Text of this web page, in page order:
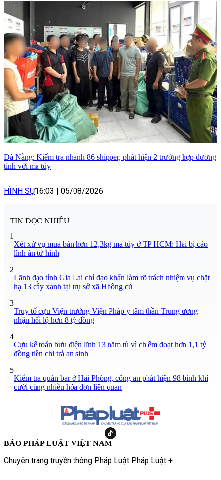
Đà Nẵng: Kiểm tra nhanh 86 shipper, phát hiện 2 trường hợp dương
tính với ma túy
HÌNH SỰ16:03 | 05/08/2026
TIN ĐỌC NHIỀU
1
Xét xử vụ mua bán hơn 12,3kg ma túy ở TP HCM: Hai bị cáo
lĩnh án tử hình
2
Lãnh đạo tỉnh Gia Lai chỉ đạo khẩn làm rõ trách nhiệm vụ chặt
hạ 13 cây xanh tại trụ sở xã Hbông cũ
3
Truy tố cựu Viện trưởng Viện Pháp y tâm thần Trung ương
nhận hối lộ hơn 8 tỷ đồng
4
Cựu kế toán bưu điện lĩnh 13 năm tù vì chiếm đoạt hơn 1,1 tỷ
đồng tiền chi trả an sinh
5
Kiểm tra quán bar ở Hải Phòng, công an phát hiện 98 bình khí
cười cùng nhiều hóa đơn liên quan
BÁO PHÁP LUẬT VIỆT NAM
Chuyên trang truyền thông Pháp Luật Pháp Luật +